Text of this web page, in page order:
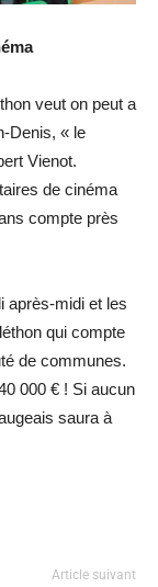
veut on peut a
Denis, « le
Vienot.
de cinéma
compte près
après-midi et les
qui compte
de communes.
000 € ! Si aucun
saura à
Article suivant